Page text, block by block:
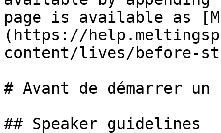
page is available as
(https://
content/lives/before-
# Avant de démarrer
## Speaker guidelines